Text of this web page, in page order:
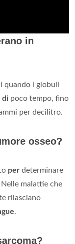
in
quando i globuli
di poco tempo, fino
per decilitro.
osseo?
per determinare
Nelle malattie che
rilasciano
.